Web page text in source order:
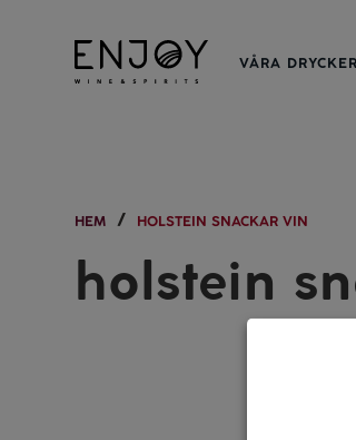
VÅRA DRYCKER
HEM HOLSTEIN SNACKAR VIN
holstein